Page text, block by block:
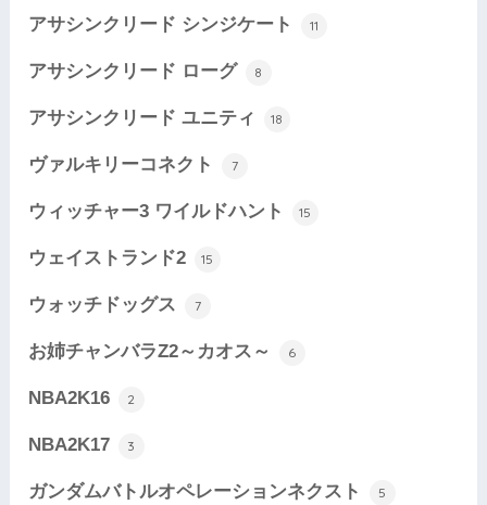
アサシンクリード シンジケート 11
アサシンクリード ローグ 8
アサシンクリード ユニティ 18
ヴァルキリーコネクト 7
ウィッチャー3 ワイルドハント 15
ウェイストランド2 15
ウォッチドッグス 7
お姉チャンバラZ2～カオス～ 6
NBA2K16 2
NBA2K17 3
ガンダムバトルオペレーションネクスト 5